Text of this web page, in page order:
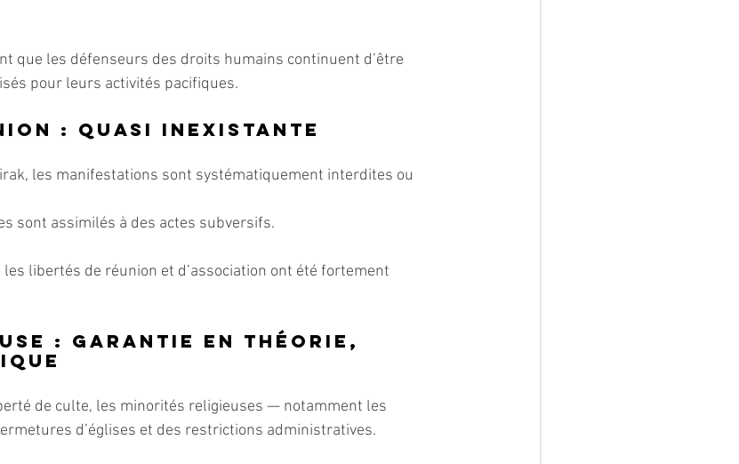
que les défenseurs des droits humains continuent d’être
pour leurs activités pacifiques.
: quasi inexistante
les manifestations sont systématiquement interdites ou
sont assimilés à des actes subversifs.
les libertés de réunion et d’association ont été fortement
: garantie en théorie,
de culte, les minorités religieuses — notamment les
d’églises et des restrictions administratives.